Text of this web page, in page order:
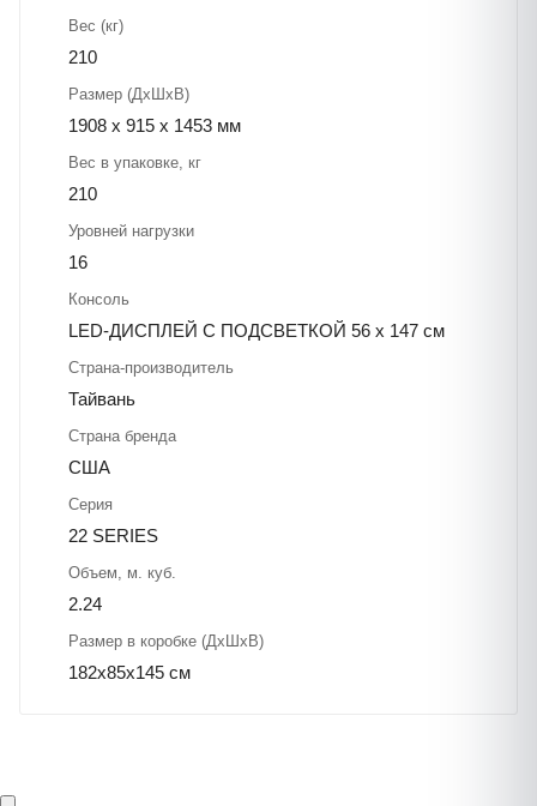
Вес (кг)
210
Размер (ДхШхВ)
1908 x 915 x 1453 мм
Вес в упаковке, кг
210
Уровней нагрузки
16
Консоль
LED-ДИСПЛЕЙ С ПОДСВЕТКОЙ 56 x 147 см
Страна-производитель
Тайвань
Страна бренда
США
Серия
22 SERIES
Объем, м. куб.
2.24
Размер в коробке (ДхШхВ)
182х85х145 см